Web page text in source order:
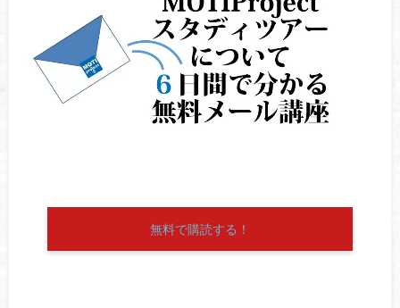
無料で購読する！